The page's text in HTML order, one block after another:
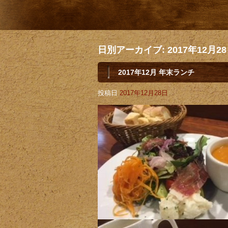
日別アーカイブ:2017年12月
2017年12月 年末ランチ
投稿日 2017年12月28日